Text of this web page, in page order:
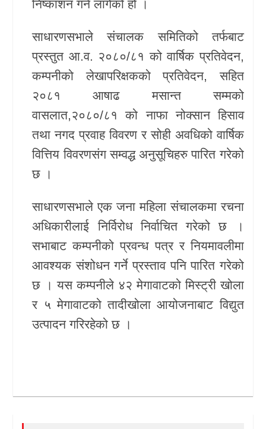
निष्काशन गर्न लागेको हो ।
साधारणसभाले संचालक समितिको तर्फबाट
प्रस्तुत आ.व. २०८०/८१ को वार्षिक प्रतिवेदन,
कम्पनीको लेखापरिक्षकको प्रतिवेदन, सहित
२०८१ आषाढ मसान्त सम्मको
वासलात,२०८०/८१ को नाफा नोक्सान हिसाव
तथा नगद प्रवाह विवरण र सोही अवधिको वार्षिक
वित्तिय विवरणसंग सम्वद्ध अनुसूचिहरु पारित गरेको
छ ।
साधारणसभाले एक जना महिला संचालकमा रचना
अधिकारीलाई निर्विरोध निर्वाचित गरेको छ ।
सभाबाट कम्पनीको प्रवन्ध पत्र र नियमावलीमा
आवश्यक संशोधन गर्ने प्रस्ताव पनि पारित गरेको
छ । यस कम्पनीले ४२ मेगावाटको मिस्ट्री खोला
र ५ मेगावाटको तादीखोला आयोजनाबाट विद्युत
उत्पादन गरिरहेको छ ।